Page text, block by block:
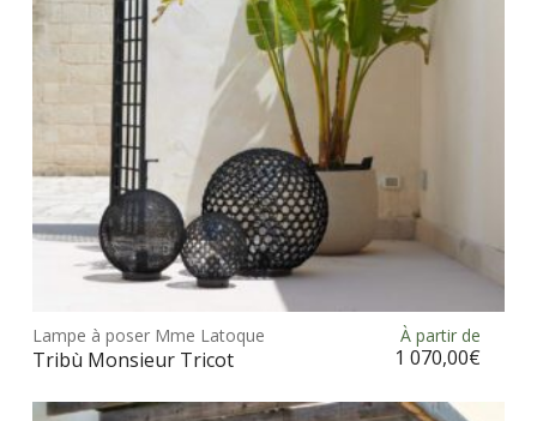
Choix des options
Lampe à poser Mme Latoque
Tribù Monsieur Tricot
À partir de
1 070,00€